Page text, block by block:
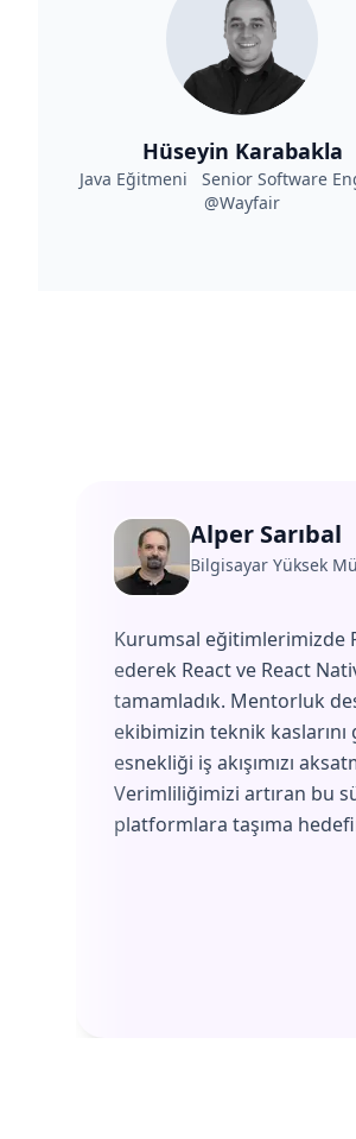
Hüseyin Karabakla
Java Eğitmeni Senior Software
@Wayfair
Alper Sarıbal
Bilgisayar Yüksek
Kurumsal eğitimlerimizde
ederek React ve React
tamamladık. Mentorluk
ekibimizin teknik
esnekliği iş akışımızı
Verimliliğimizi artıran bu
platformlara taşıma